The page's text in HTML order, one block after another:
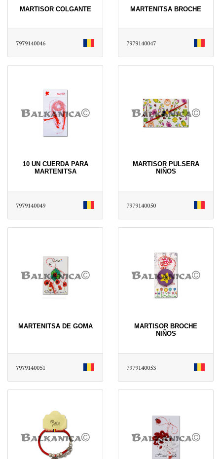
MARTISOR COLGANTE
7979140046
MARTENITSA BROCHE
7979140047
10 UN CUERDA PARA
MARTENITSA
7979140049
MARTISOR PULSERA
NIÑOS
7979140050
MARTENITSA DE GOMA
7979140051
MARTISOR BROCHE
NIÑOS
7979140053